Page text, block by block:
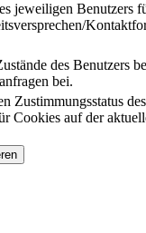
jeweiligen Benutzers
des Benutzers
bei.
Zustimmungsstatus des
Cookies auf der